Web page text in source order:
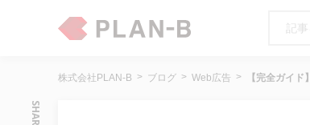
株式会社PLAN-B ブログ Web広告 【完全ガイ
SHARE